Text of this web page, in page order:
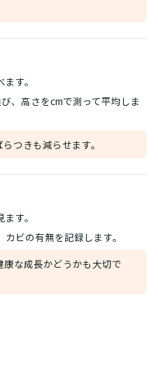
す。
、高さをcmで測って平均しま
つきも減らせます。
す。
ビの有無を記録します。
な成長かどうかも大切で